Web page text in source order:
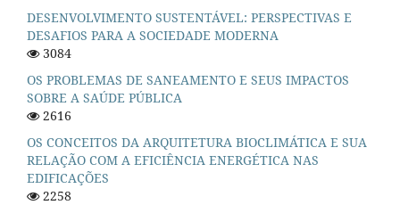
DESENVOLVIMENTO SUSTENTÁVEL: PERSPECTIVAS E
DESAFIOS PARA A SOCIEDADE MODERNA
3084
OS PROBLEMAS DE SANEAMENTO E SEUS IMPACTOS
SOBRE A SAÚDE PÚBLICA
2616
OS CONCEITOS DA ARQUITETURA BIOCLIMÁTICA E SUA
RELAÇÃO COM A EFICIÊNCIA ENERGÉTICA NAS
EDIFICAÇÕES
2258